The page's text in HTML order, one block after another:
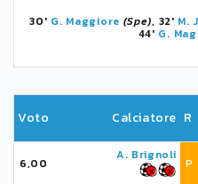
30' G. Maggiore (Spe), 32' M.
44' G.
Voto Calciatore R
6,00
A. Brignoli
P